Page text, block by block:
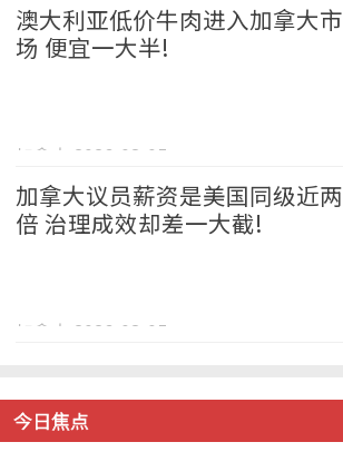
澳大利亚低价牛肉进入加拿大市
场 便宜一大半!
加拿大 2026-08-05
加拿大议员薪资是美国同级近两
倍 治理成效却差一大截!
加拿大 2026-08-05
今日焦点